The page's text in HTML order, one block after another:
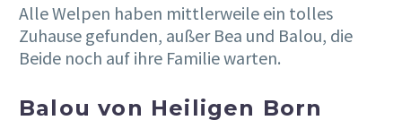
Alle Welpen haben mittlerweile ein tolles
Zuhause gefunden, außer Bea und Balou, die
Beide noch auf ihre Familie warten.
Balou von Heiligen Born